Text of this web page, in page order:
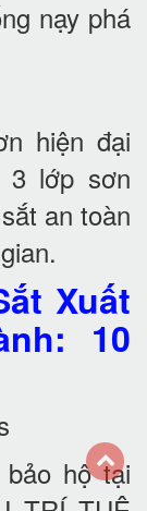
nạy phá
hiện đại
3 lớp sơn
an toàn
Xuất
10
hộ tại
back